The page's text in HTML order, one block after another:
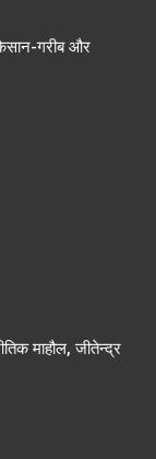
गरीब और
माहौल, जीतेन्द्र